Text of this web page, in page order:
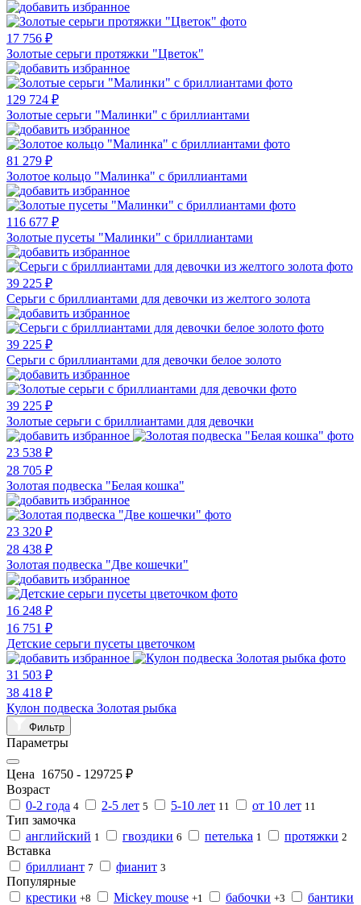
17 756 ₽
Золотые серьги протяжки "Цветок"
129 724 ₽
Золотые серьги "Малинки" с бриллиантами
81 279 ₽
Золотое кольцо "Малинка" с бриллиантами
116 677 ₽
Золотые пусеты "Малинки" с бриллиантами
39 225 ₽
Серьги с бриллиантами для девочки из желтого золота
39 225 ₽
Серьги с бриллиантами для девочки белое золото
39 225 ₽
Золотые серьги с бриллиантами для девочки
23 538 ₽
28 705 ₽
Золотая подвеска "Белая кошка"
23 320 ₽
28 438 ₽
Золотая подвеска "Две кошечки"
16 248 ₽
16 751 ₽
Детские серьги пусеты цветочком
31 503 ₽
38 418 ₽
Кулон подвеска Золотая рыбка
Фильтр
Параметры
Цена 16750 - 129725 ₽
Возраст
0-2 года 4 2-5 лет 5 5-10 лет 11 от 10 лет 11
Тип замочка
английский 1 гвоздики 6 петелька 1 протяжки 2
Вставка
бриллиант 7 фианит 3
Популярные
крестики +8 Mickey mouse +1 бабочки +3 бантики